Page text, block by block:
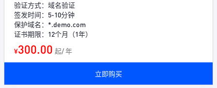
验证方式：域名验证
签发时间：5-10分钟
保护域名：*.demo.com
证书期限：12个月（1年）
¥300.00 起/ 年
立即购买